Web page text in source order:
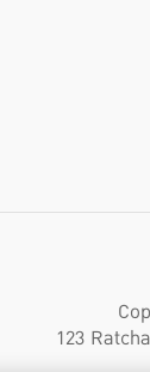
123